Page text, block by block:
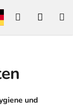
Suchen
und